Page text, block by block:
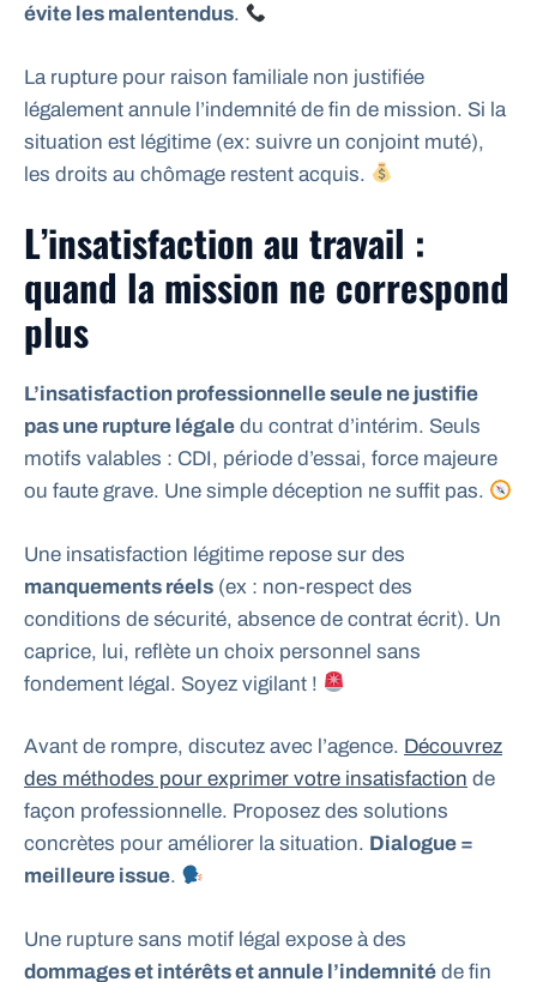
évite les malentendus.
La rupture pour raison familiale non justifiée
légalement annule l’indemnité de fin de mission. Si la
situation est légitime (ex: suivre un conjoint muté),
les droits au chômage restent acquis.
L’insatisfaction au travail :
quand la mission ne correspond
plus
L’insatisfaction professionnelle seule ne justifie
pas une rupture légale du contrat d’intérim. Seuls
motifs valables : CDI, période d’essai, force majeure
ou faute grave. Une simple déception ne suffit pas.
Une insatisfaction légitime repose sur des
manquements réels (ex : non-respect des
conditions de sécurité, absence de contrat écrit). Un
caprice, lui, reflète un choix personnel sans
fondement légal. Soyez vigilant !
Avant de rompre, discutez avec l’agence. Découvrez
des méthodes pour exprimer votre insatisfaction de
façon professionnelle. Proposez des solutions
concrètes pour améliorer la situation. Dialogue =
meilleure issue.
Une rupture sans motif légal expose à des
dommages et intérêts et annule l’indemnité de fin